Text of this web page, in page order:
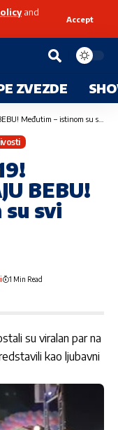
and
Accept
ZVEZDE
– istinom su svi ZGROŽENI!
BEBU!
svi
1 Min Read
su viralan par na
kao ljubavni